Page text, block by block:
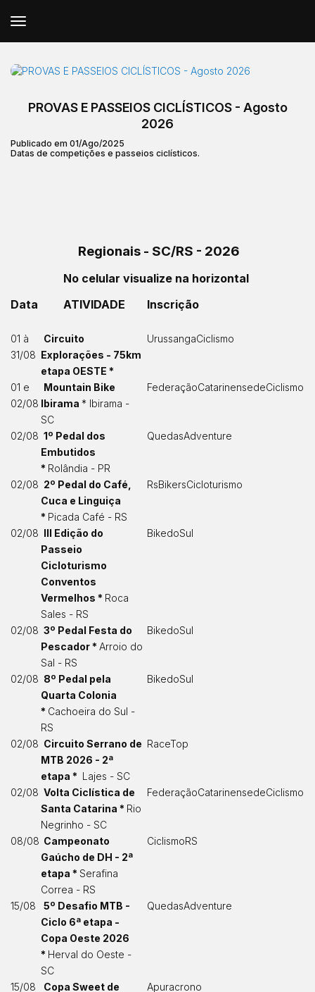
PROVAS E PASSEIOS CICLÍSTICOS - Agosto
2026
Publicado em 01/Ago/2025
Datas de competições e passeios ciclísticos.
Regionais - SC/RS - 2026
No celular visualize na horizontal
Data
ATIVIDADE Inscrição
01 à
31/08
Circuito
Explorações - 75km
etapa OESTE *
UrussangaCiclismo
01 e
02/08
Mountain Bike
Ibirama * Ibirama -
SC
FederaçãoCatarinensedeCiclismo
02/08 1º Pedal dos
Embutidos
* Rolândia - PR
QuedasAdventure
02/08 2º Pedal do Café,
Cuca e Linguiça
* Picada Café - RS
RsBikersCicloturismo
02/08 III Edição do
Passeio
Cicloturismo
Conventos
Vermelhos * Roca
Sales - RS
BikedoSul
02/08 3º Pedal Festa do
Pescador * Arroio do
Sal - RS
BikedoSul
02/08 8º Pedal pela
Quarta Colonia
* Cachoeira do Sul -
RS
BikedoSul
02/08 Circuito Serrano de
MTB 2026 - 2ª
etapa * Lajes - SC
RaceTop
02/08 Volta Ciclística de
Santa Catarina * Rio
Negrinho - SC
FederaçãoCatarinensedeCiclismo
08/08 Campeonato
Gaúcho de DH - 2ª
etapa * Serafina
Correa - RS
CiclismoRS
15/08
5º Desafio MTB -
Ciclo 6ª etapa -
Copa Oeste 2026
* Herval do Oeste -
SC
QuedasAdventure
15/08
Copa Sweet de
Apuracrono